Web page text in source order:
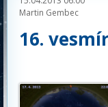
Martin Gembec
16.